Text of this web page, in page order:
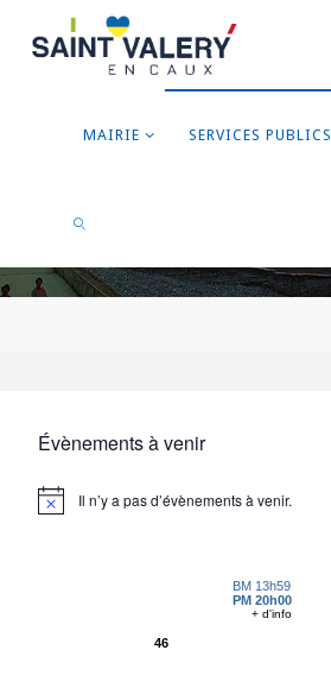
MAIRIE SERVICES PUBLICS
Évènements à venir
Il n’y a pas d’évènements à venir.